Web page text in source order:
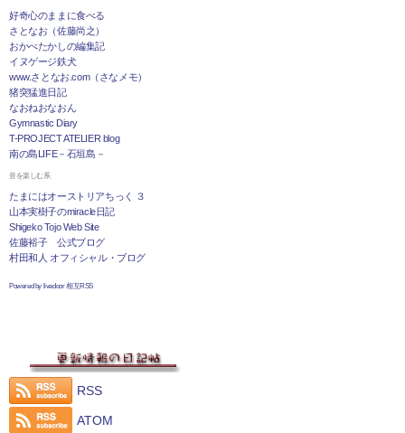
好奇心のままに食べる
さとなお（佐藤尚之）
おかべたかしの編集記
イヌゲージ鉄犬
www.さとなお.com（さなメモ）
猪突猛進日記
なおねおなおん
Gymnastic Diary
T-PROJECT ATELIER blog
南の島LIFE－石垣島－
音を楽しむ系
たまにはオーストリアちっく ３
山本実樹子のmiracle日記
Shigeko Tojo Web Site
佐藤裕子 公式ブログ
村田和人 オフィシャル・ブログ
Powered by livedoor 相互RSS
RSS
ATOM